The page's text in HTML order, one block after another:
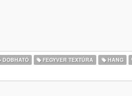
DOBHATÓ FEGYVER TEXTÚRA HANG